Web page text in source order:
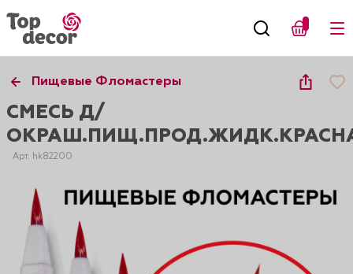
Пищевые Фломастеры
СМЕСЬ Д/
Арт. hk82200